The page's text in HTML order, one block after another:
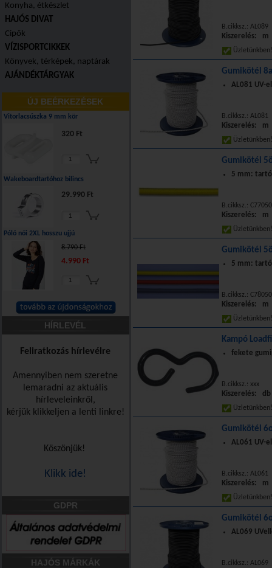
Konyha, étkészlet
HAJÓS DIVAT
Cipők
VÍZISPORTCIKKEK
Könyvek, térképek, naptárak
AJÁNDÉKTÁRGYAK
ÚJ BEÉRKEZÉSEK
Vitorlacsúszka 9 mm kör
320 Ft
Wakeboardtartóhoz bilincs
29.990 Ft
Póló női 2XL hosszu ujjú
8.790 Ft
4.990 Ft
HÍRLEVÉL
Feliratkozás hírlevélre
Amennyiben nem szeretne
lemaradni az aktuális
hírleveleinkről,
kérjük klikkeljen a lenti linkre!
Köszönjük!
Klikk ide!
GDPR
HAJÓS MÁRKÁK
B.cikksz.: AL089
Kiszerelés: m
Gumikötél
AL081 UV-
B.cikksz.: AL081
Kiszerelés: m
Gumikötél
5 mm:
B.cikksz.:
Kiszerelés: m
Gumikötél
5 mm:
B.cikksz.:
Kiszerelés: m
Kampó
fekete
B.cikksz.: xxx
Kiszerelés: db
Gumikötél
AL061 UV-
B.cikksz.: AL061
Kiszerelés: m
Gumikötél
AL069
B.cikksz.: AL069